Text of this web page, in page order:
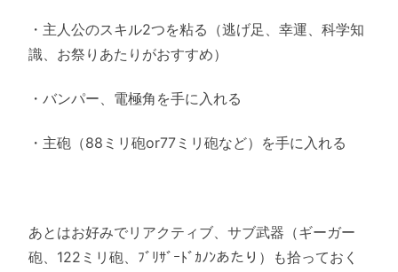
・主人公のスキル2つを粘る（逃げ足、幸運、科学知
識、お祭りあたりがおすすめ）
・バンパー、電極角を手に入れる
・主砲（88ミリ砲or77ミリ砲など）を手に入れる
あとはお好みでリアクティブ、サブ武器（ギーガー
砲、122ミリ砲、ﾌﾞﾘｻﾞｰﾄﾞｶﾉﾝあたり）も拾っておく